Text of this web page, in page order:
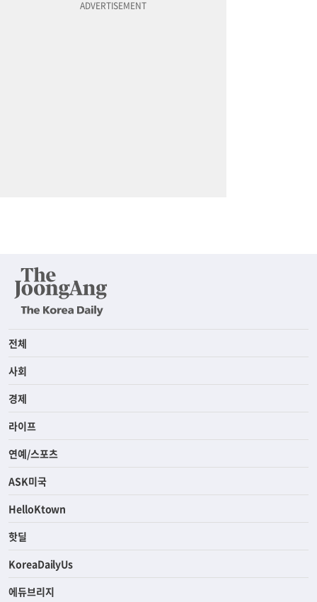
전체
사회
경제
라이프
연예/스포츠
ASK미국
HelloKtown
핫딜
KoreaDailyUs